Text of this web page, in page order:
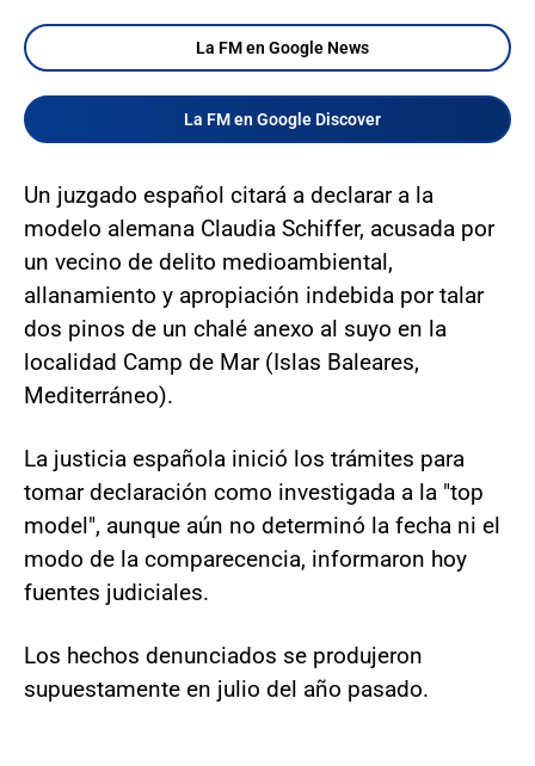
La FM en Google News
La FM en Google Discover
Un juzgado español citará a declarar a la
modelo alemana Claudia Schiffer, acusada por
un vecino de delito medioambiental,
allanamiento y apropiación indebida por talar
dos pinos de un chalé anexo al suyo en la
localidad Camp de Mar (Islas Baleares,
Mediterráneo).
La justicia española inició los trámites para
tomar declaración como investigada a la "top
model", aunque aún no determinó la fecha ni el
modo de la comparecencia, informaron hoy
fuentes judiciales.
Los hechos denunciados se produjeron
supuestamente en julio del año pasado.